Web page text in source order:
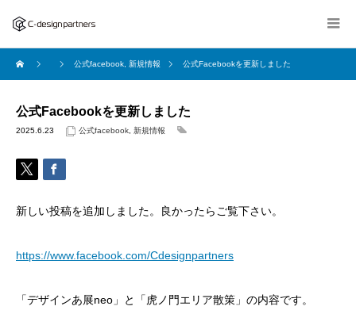
公式facebook 新規情報 公式Facebookを更新しました
公式Facebookを更新しました
2025.6.23 公式facebook 新規情報
新しい投稿を追加しました。良かったらご覧下さい。
https://www.facebook.com/Cdesignpartners
「デザインあ展neo」と「虎ノ門エリア散策」の内容です。